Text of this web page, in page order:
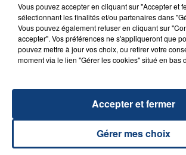
SON BÉBÉ ENTRE LA VIE ET LA...
Un homme s'est immolé par le feu
aspergé sa compagne et leur bébé
d'un liquide inflammable.
UNE ADOLESCENTE DEVANT
Vous pouvez accepter en cliquant sur "Accepter et
sélectionnant les finalités et/ou partenaires dans
Vous pouvez également refuser en cliquant sur
accepter". Vos préférences ne s'appliqueront que
pouvez mettre à jour vos choix, ou retirer votre
moment via le lien "Gérer les cookies" situé en bas
Gérer mes choix
Accepter et fermer